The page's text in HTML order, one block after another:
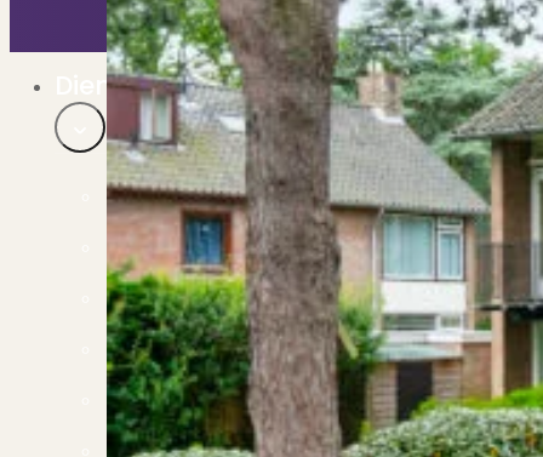
Bekijk ons huuraanbod..
Nieuwbouw projecten
De toekomst, te koop..
Diensten
Verkoop
Begeleiding naar een succesvolle verkoop
Aankoop
Samen vinden wij jouw droomwoning
Taxatie
Voldoe aan alle wettelijke eisen
Stille Verkoop
Verkoop jouw huis discreet..
Nieuwbouw verkopen
Vraagt om specialistische kennis...